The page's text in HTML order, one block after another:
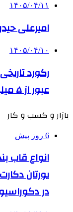
۱۴۰۵/۰۴/۱۱
امیرعلی
۱۴۰۵/۰۴/۱۰
رکورد
عبور از ۵ میلیون نفر!
بازار و کسب و کار
6 روز پیش
انواع قاب
یورتان
در